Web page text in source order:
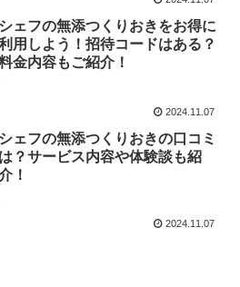
シェフの無添つくりおきをお得に
用しよう！招待コードはある？
金内容もご紹介！
2024.11.07
シェフの無添つくりおきの口コミ
は？サービス内容や体験談も紹
！
2024.11.07